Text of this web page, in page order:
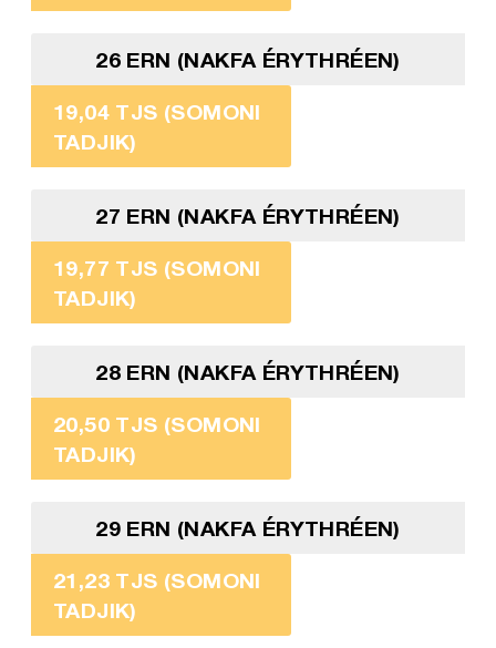
26 ERN (NAKFA ÉRYTHRÉEN)
19,04 TJS (SOMONI
TADJIK)
27 ERN (NAKFA ÉRYTHRÉEN)
19,77 TJS (SOMONI
TADJIK)
28 ERN (NAKFA ÉRYTHRÉEN)
20,50 TJS (SOMONI
TADJIK)
29 ERN (NAKFA ÉRYTHRÉEN)
21,23 TJS (SOMONI
TADJIK)